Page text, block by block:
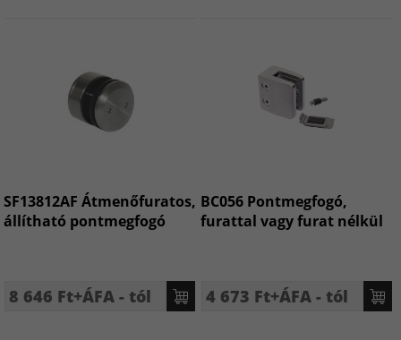
SF13812AF Átmenőfuratos,
állítható pontmegfogó
8 646 Ft+ÁFA - tól
BC056 Pontmegfogó,
furattal vagy furat nélkül
4 673 Ft+ÁFA - tól